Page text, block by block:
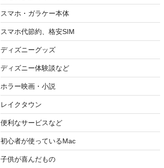
スマホ・ガラケー本体
スマホ代節約、格安SIM
ディズニーグッズ
ディズニー体験談など
ホラー映画・小説
レイクタウン
便利なサービスなど
初心者が使っているMac
子供が喜んだもの